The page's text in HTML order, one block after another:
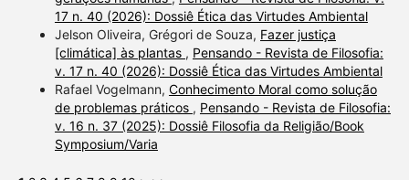
17 n. 40 (2026): Dossiê Ética das Virtudes Ambiental
Jelson Oliveira, Grégori de Souza, Fazer justiça
[climática] às plantas , Pensando - Revista de Filosofia:
v. 17 n. 40 (2026): Dossiê Ética das Virtudes Ambiental
Rafael Vogelmann, Conhecimento Moral como solução
de problemas práticos , Pensando - Revista de Filosofia:
v. 16 n. 37 (2025): Dossiê Filosofia da Religião/Book
Symposium/Varia